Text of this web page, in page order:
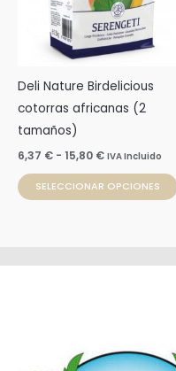
Deli Nature Birdelicious
cotorras africanas (2
tamaños)
6,37 € - 15,80 € IVA Incluido
SELECCIONAR OPCIONES